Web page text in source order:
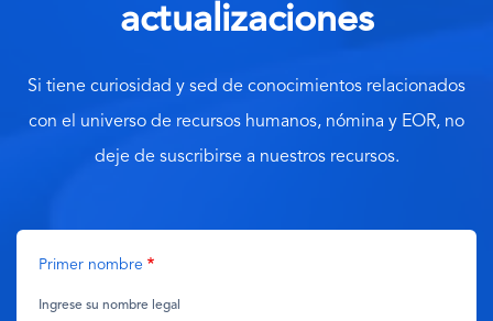
actualizaciones
Si tiene curiosidad y sed de conocimientos relacionados
con el universo de recursos humanos, nómina y EOR, no
deje de suscribirse a nuestros recursos.
Primer nombre